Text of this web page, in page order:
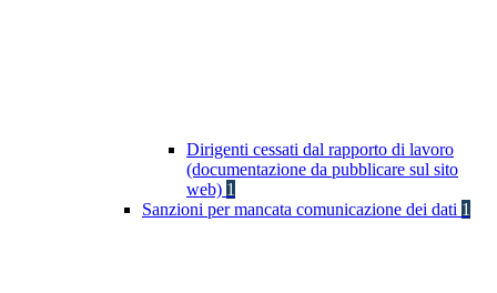
Dirigenti cessati dal rapporto di lavoro
(documentazione da pubblicare sul sito
web) 1
Sanzioni per mancata comunicazione dei dati 1